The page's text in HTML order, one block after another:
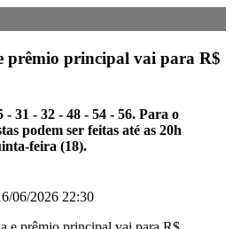
prêmio principal vai para R$
- 31 - 32 - 48 - 54 - 56. Para o
podem ser feitas até as 20h
feira (18).
06/2026 22:30